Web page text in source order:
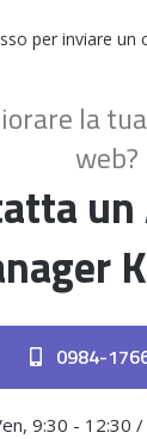
per inviare un
la
web?
0984-
9:30 - 12:30